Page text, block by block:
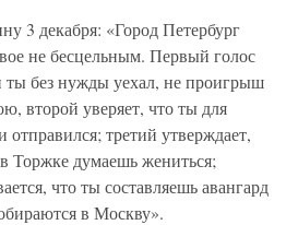
3 декабря: «Город Петербург
не бесцельным. Первый голос
ты без нужды уехал, не проигрыш
второй уверяет, что ты для
отправился; третий утверждает,
Торжке думаешь жениться;
что ты составляешь авангард
в Москву».